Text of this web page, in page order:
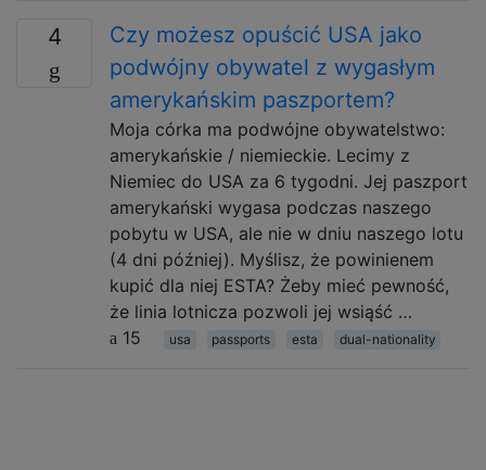
4
Czy możesz opuścić USA jako
podwójny obywatel z wygasłym
amerykańskim paszportem?
Moja córka ma podwójne obywatelstwo:
amerykańskie / niemieckie. Lecimy z
Niemiec do USA za 6 tygodni. Jej paszport
amerykański wygasa podczas naszego
pobytu w USA, ale nie w dniu naszego lotu
(4 dni później). Myślisz, że powinienem
kupić dla niej ESTA? Żeby mieć pewność,
że linia lotnicza pozwoli jej wsiąść …
15
usa passports esta dual-nationality